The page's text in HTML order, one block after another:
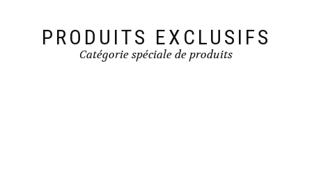
PRODUITS EXCLUSIFS
Catégorie spéciale de produits